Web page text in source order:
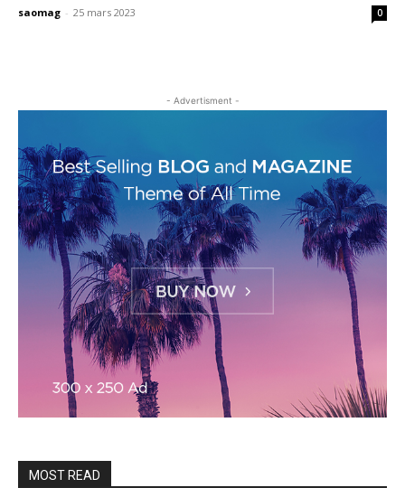
saomag - 25 mars 2023 0
- Advertisment -
MOST READ